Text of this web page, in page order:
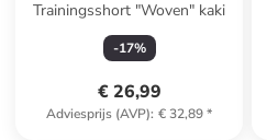
Trainingsshort "Woven" kaki
-17%
€ 26,99
Adviesprijs (AVP): € 32,89*